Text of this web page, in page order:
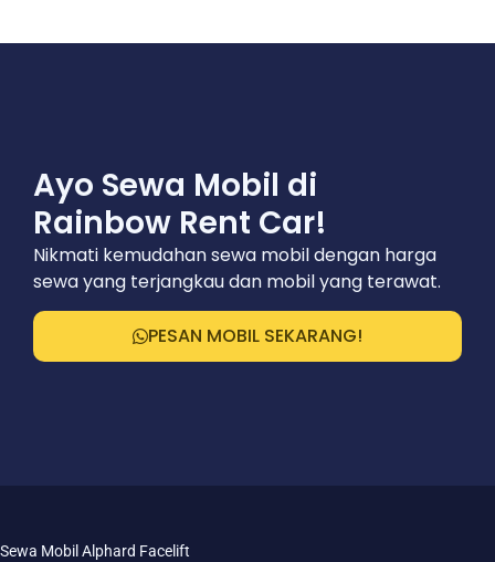
Ayo Sewa Mobil di
Rainbow Rent Car!
Nikmati kemudahan sewa mobil dengan harga
sewa yang terjangkau dan mobil yang terawat.
PESAN MOBIL SEKARANG!
Sewa Mobil Alphard Facelift